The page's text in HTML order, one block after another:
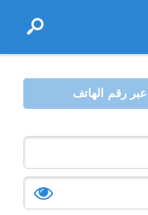
عبر رقم الهاتف